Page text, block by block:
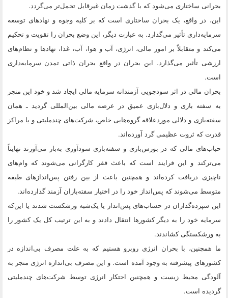
بحرانی ساختاری می‌شود که با گذشت زمان غیرقابل تحمل‌تر می‌گردد.
این،‌ در واقع، یک بحران ساختاری است که بر کلیه وجوه و نهادهای توسعه
سرمایه‌داری تأثیر می‌گذارد. به عبارت دیگر، این وضع بحران را تقویت و تحکیم
می‌کند و متقابلاً بر امور مالی،‌ انرژی، آب و هوا، آب، غذا،‌ نهادها و نظام‌های
ارزشی تأثیر می‌گذارد. این بحران در واقع بحران ذاتی تمدن سرمایه‌داری
است.
بحران مالی در اثر سودجویی آزمندانه سرمایه مالی ایجاد شد و خود این منجر
به سفته بازی و دلال‌بازی عمیق در عرصه مالی بین‌المللی گردید ـ همان
سفته‌بازی و دلالی موردعلاقه گروه‌هایی خاص،‌ شرکت‌های چندملیتی و یا مراکز
قدرت که ثروت عظیمی گرد آورده‌اند.
حباب‌های مالی که در بورس‌بازی و سفته‌بازی سودآوری به‌بار می‌آورند نهایتاً
می‌ترکند و این فرایند است که باعث فقر کارگرانی می‌شوند که وام‌های
ناچیزی دریافت کرده‌اند و همچنین باعث از بین رفتن پس‌اندازهای طبقه
متوسط می‌شوند که پس‌انداز خود را در اختیار سفته‌بازان آزمند گذارده‌اند.
این سپرده‌گذاران در حساب‌های پس‌انداز یا یک‌شبه ورشکست شدند یا این‌که
سرمایه خود را به دیگر کشورها انتقال دادند و به این ترتیب کل یک کشور را
به ورشکستگی کشاندند.
ما همچنین، با بحران انرژی روبرو هستیم که به علت مصرف بی‌اندازه در
کشورهای پیشرفته به وجود آمده است. و این مصرف بی‌اندازه انرژی منجر به
آلودگی محیط زیست و همچنین احتکار انرژی توسط شرکت‌های چندملیتی
گردیده است.